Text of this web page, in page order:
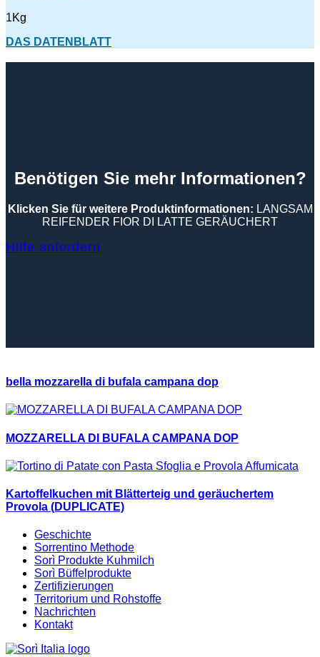
1Kg
DAS DATENBLATT
Benötigen Sie mehr Informationen?
Klicken Sie für weitere Produktinformationen: LANGSAM
REIFENDER FIOR DI LATTE GERÄUCHERT
Hilfe anfordern
bella mozzarella di bufala campana dop
MOZZARELLA DI BUFALA CAMPANA DOP
Kartoffelkuchen mit Blätterteig und geräuchertem
Provola (DUPLICATE)
Geschichte
Sorrentino Methode
Sorì Produkte Kuhmilch
Sorì Büffelprodukte
Zertifizierungen
Territorium und Rohstoffe
Nachrichten
Kontakt